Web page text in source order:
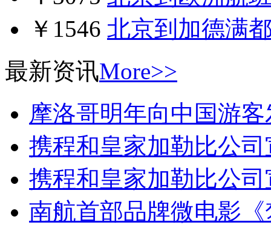
￥1546 北京到加德满
最新资讯More>>
摩洛哥明年向中国游
携程和皇家加勒比公
携程和皇家加勒比公
南航首部品牌微电影